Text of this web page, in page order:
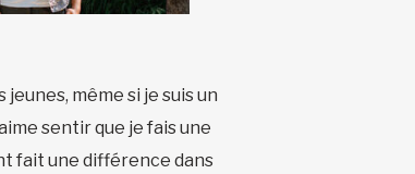
même si je suis un
sentir que je fais une
fait une différence dans